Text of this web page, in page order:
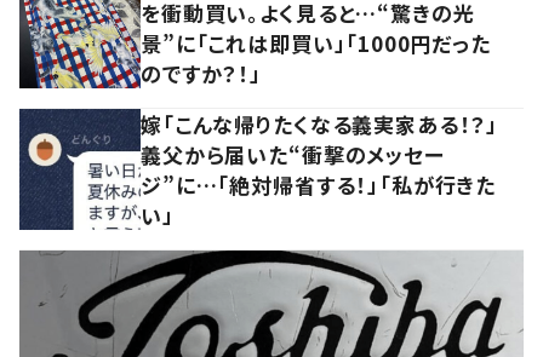
を衝動買い。よく見ると…“驚きの光
景”に「これは即買い」「1000円だった
のですか？！」
嫁「こんな帰りたくなる義実家ある！？」
義父から届いた“衝撃のメッセー
ジ”に…「絶対帰省する！」「私が行きた
い」